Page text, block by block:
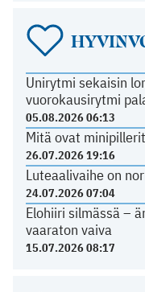
Unirytmi sekaisin
vuorokausirytmi
05.08.2026 06:13
Mitä ovat
26.07.2026 19:16
Luteaalivaihe on
24.07.2026 07:04
Elohiiri silmässä –
vaaraton vaiva
15.07.2026 08:17